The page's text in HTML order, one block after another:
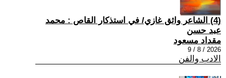
(4) الشاعر واثق غازي/ في استذكار القاص : محمد
عبد حسن
مقداد مسعود
2026 / 8 / 9
الادب والفن